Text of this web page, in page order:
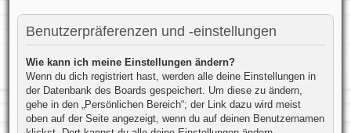
Benutzerpräferenzen und -einstellungen
Wie kann ich meine Einstellungen ändern?
Wenn du dich registriert hast, werden alle deine Einstellungen in
der Datenbank des Boards gespeichert. Um diese zu ändern,
gehe in den „Persönlichen Bereich“; der Link dazu wird meist
oben auf der Seite angezeigt, wenn du auf deinen Benutzernamen